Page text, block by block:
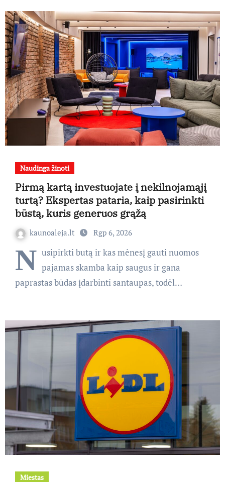
Naudinga žinoti
Pirmą kartą investuojate į nekilnojamąjį
turtą? Ekspertas pataria, kaip pasirinkti
būstą, kuris generuos grąžą
kaunoaleja.lt Rgp 6, 2026
N usipirkti butą ir kas mėnesį gauti nuomos
pajamas skamba kaip saugus ir gana
paprastas būdas įdarbinti santaupas, todėl…
Miestas